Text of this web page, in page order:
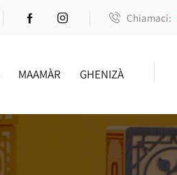
Chiamaci:
MAAMÀR GHENIZÀ